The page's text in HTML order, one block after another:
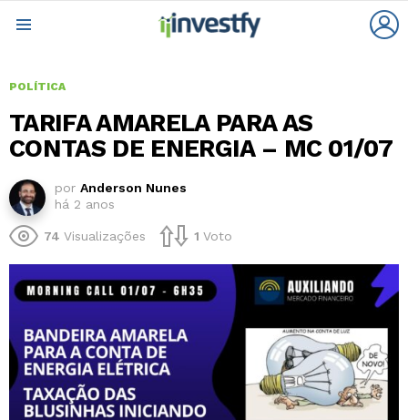
POLÍTICA
TARIFA AMARELA PARA AS
CONTAS DE ENERGIA – MC 01/07
por Anderson Nunes
há 2 anos
74 Visualizações 1 Voto